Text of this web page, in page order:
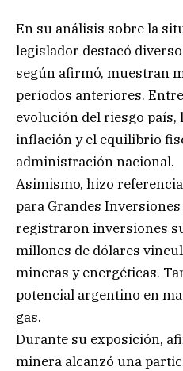
En su análisis sobre la
legislador destacó
según afirmó, muestran
períodos anteriores.
evolución del riesgo país,
inflación y el equilibrio
administración nacional.
Asimismo, hizo
para Grandes
registraron inversiones
millones de dólares
mineras y energéticas.
potencial argentino en
gas.
Durante su exposición,
minera alcanzó una